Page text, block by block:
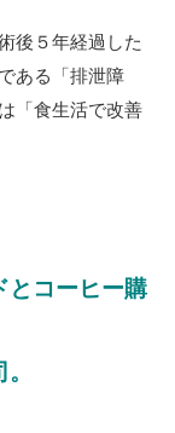
後５年経過した
ある「排泄障
「食生活で改善
とコーヒー購